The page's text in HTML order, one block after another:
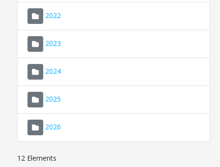
2022
2023
2024
2025
2026
12 Elements